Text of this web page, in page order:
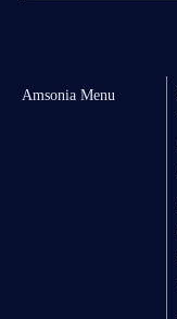
Amsonia Menu